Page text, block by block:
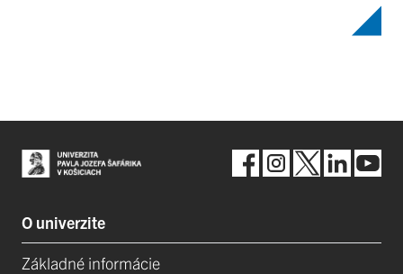
O univerzite
Základné informácie